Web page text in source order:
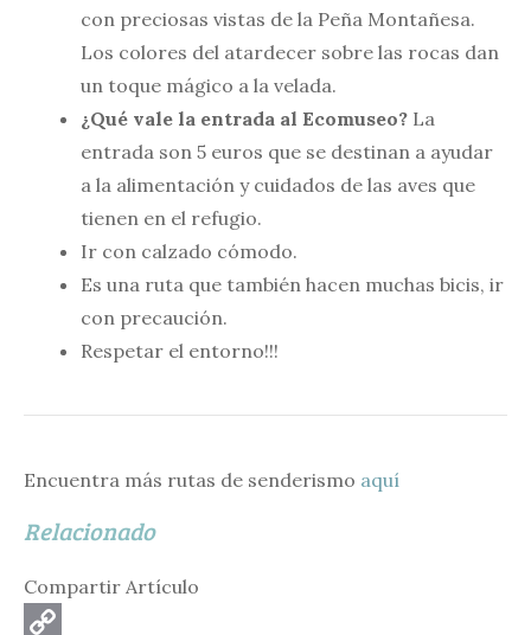
con preciosas vistas de la Peña Montañesa.
Los colores del atardecer sobre las rocas dan
un toque mágico a la velada.
¿Qué vale la entrada al Ecomuseo? La
entrada son 5 euros que se destinan a ayudar
a la alimentación y cuidados de las aves que
tienen en el refugio.
Ir con calzado cómodo.
Es una ruta que también hacen muchas bicis, ir
con precaución.
Respetar el entorno!!!
Encuentra más rutas de senderismo aquí
Relacionado
Compartir Artículo